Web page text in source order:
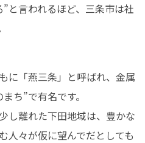
と言われるほど、三条市は社
に「燕三条」と呼ばれ、金属
ち”で有名です。
し離れた下田地域は、豊かな
人々が仮に望んでだとしても